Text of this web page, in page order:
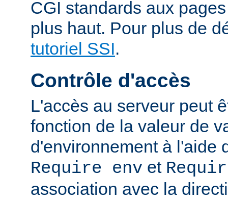
CGI standards aux
plus haut. Pour plus de
tutoriel SSI.
Contrôle d'accès
L'accès au serveur peut
fonction de la valeur de
d'environnement à l'aide
Require env et
association avec la